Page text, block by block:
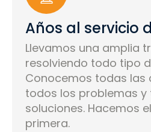
Años al servicio
Llevamos una amplia
resolviendo todo tipo
Conocemos todas las
todos los problemas y
soluciones. Hacemos
primera.